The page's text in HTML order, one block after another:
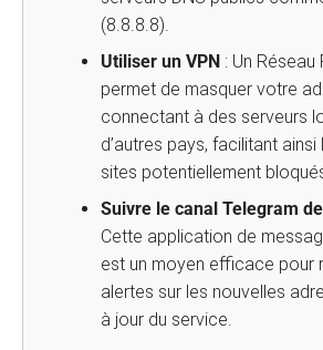
(8.8.8.8).
Utiliser un VPN : Un
permet de masquer votre
connectant à des serveurs
d’autres pays, facilitant ainsi
sites potentiellement
Suivre le canal Telegram
Cette application de
est un moyen efficace pour
alertes sur les nouvelles
à jour du service.